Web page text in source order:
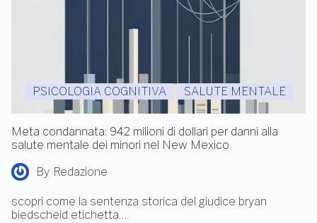
PSICOLOGIA COGNITIVA SALUTE MENTALE
Meta condannata: 942 milioni di dollari per danni alla
salute mentale dei minori nel New Mexico
By Redazione
scopri come la sentenza storica del giudice bryan
biedscheid etichetta…